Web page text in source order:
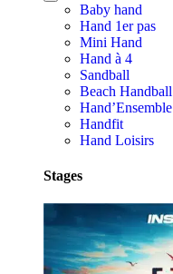
Baby hand
Hand 1er pas
Mini Hand
Hand à 4
Sandball
Beach Handball
Hand’Ensemble
Handfit
Hand Loisirs
Stages